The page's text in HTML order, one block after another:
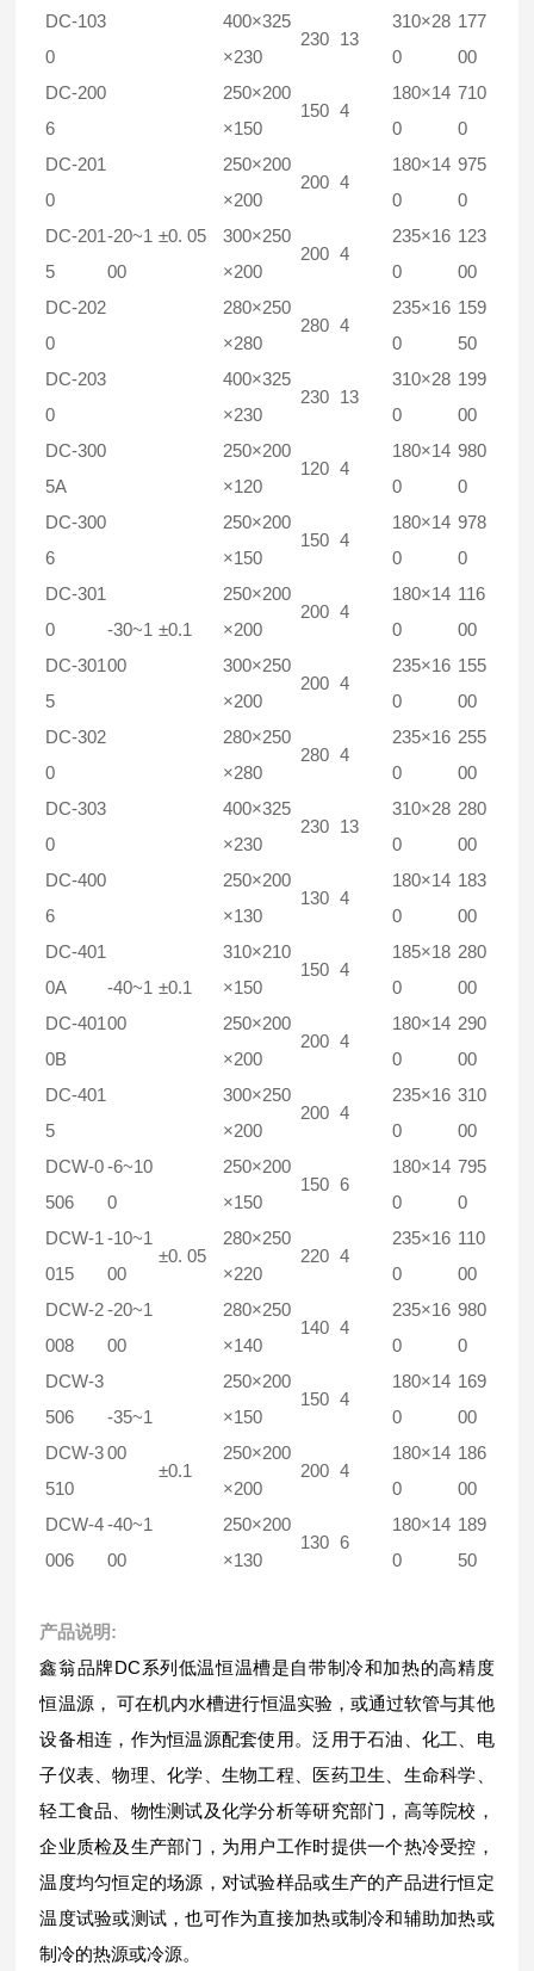
DC-103
0
400×325
×230
230 13
310×28
0
177
00
DC-200
6
-20~1
00
±0. 05
250×200
×150
150 4
180×14
0
710
0
DC-201
0
250×200
×200
200 4
180×14
0
975
0
DC-201
5
300×250
×200
200 4
235×16
0
123
00
DC-202
0
280×250
×280
280 4
235×16
0
159
50
DC-203
0
400×325
×230
230 13
310×28
0
199
00
DC-300
5A
-30~1
00
±0.1
250×200
×120
120 4
180×14
0
980
0
DC-300
6
250×200
×150
150 4
180×14
0
978
0
DC-301
0
250×200
×200
200 4
180×14
0
116
00
DC-301
5
300×250
×200
200 4
235×16
0
155
00
DC-302
0
280×250
×280
280 4
235×16
0
255
00
DC-303
0
400×325
×230
230 13
310×28
0
280
00
DC-400
6
-40~1
00
±0.1
250×200
×130
130 4
180×14
0
183
00
DC-401
0A
310×210
×150
150 4
185×18
0
280
00
DC-401
0B
250×200
×200
200 4
180×14
0
290
00
DC-401
5
300×250
×200
200 4
235×16
0
310
00
DCW-0
506
-6~10
0
±0. 05
250×200
×150
150 6
180×14
0
795
0
DCW-1
015
-10~1
00
280×250
×220
220 4
235×16
0
110
00
DCW-2
008
-20~1
00
280×250
×140
140 4
235×16
0
980
0
DCW-3
506
-35~1
00
±0.1
250×200
×150
150 4
180×14
0
169
00
DCW-3
510
250×200
×200
200 4
180×14
0
186
00
DCW-4
006
-40~1
00
250×200
×130
130 6
180×14
0
189
50
产品说明:
鑫翁品牌DC系列低温恒温槽是自带制冷和加热的高精度
恒温源， 可在机内水槽进行恒温实验，或通过软管与其他
设备相连，作为恒温源配套使用。泛用于石油、化工、电
子仪表、物理、化学、生物工程、医药卫生、生命科学、
轻工食品、物性测试及化学分析等研究部门，高等院校，
企业质检及生产部门，为用户工作时提供一个热冷受控，
温度均匀恒定的场源，对试验样品或生产的产品进行恒定
温度试验或测试，也可作为直接加热或制冷和辅助加热或
制冷的热源或冷源。